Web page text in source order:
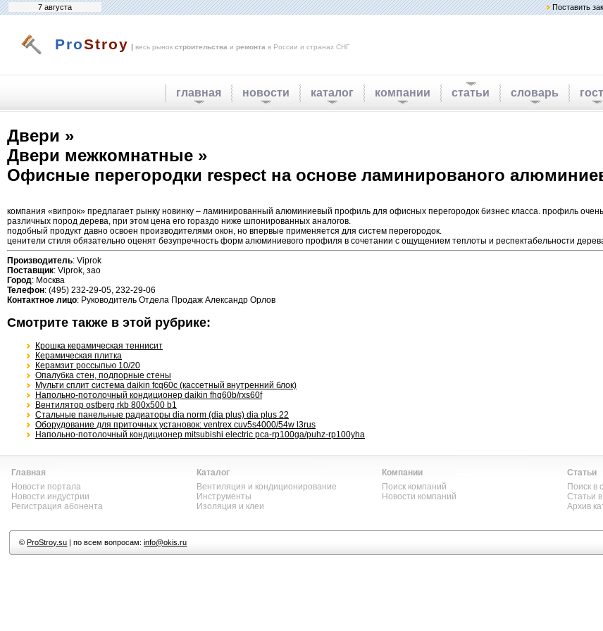
7 августа Поставить
ProStroy | весь рынок строительства и ремонта в России и странах СНГ
главная новости каталог компании статьи словарь
Двери »
Двери межкомнатные »
Офисные перегородки respect на основе ламинированого
компания «випрок» предлагает рынку новинку – ламинированный алюминиевый профиль для офисных перегородок бизнес класса. профиль очень
различных пород дерева, при этом цена его гораздо ниже шпонированных аналогов.
подобный продукт давно освоен производителями окон, но впервые применяется для систем перегородок.
ценители стиля обязательно оценят безупречность форм алюминиевого профиля в сочетании с ощущением теплоты и респектабельности
Производитель: Viprok
Поставщик: Viprok, зао
Город: Москва
Телефон: (495) 232-29-05, 232-29-06
Контактное лицо: Руководитель Отдела Продаж Александр Орлов
Смотрите также в этой рубрике:
Крошка керамическая теннисит
Керамическая плитка
Керамзит россыпью 10/20
Опалубка стен, подпорные стены
Мульти сплит система daikin fcq60c (кассетный внутренний блок)
Напольно-потолочный кондиционер daikin fhq60b/rxs60f
Вентилятор ostberg rkb 800x500 b1
Стальные панельные радиаторы dia norm (dia plus) dia plus 22
Оборудование для приточных установок: ventrex cuv5s4000/54w l3rus
Напольно-потолочный кондиционер mitsubishi electric pca-rp100ga/puhz-rp100yha
Главная
Новости портала
Новости индустрии
Регистрация абонента
Каталог
Вентиляция и кондиционирование
Инструменты
Изоляция и клеи
Компании
Поиск компаний
Новости компаний
Статьи
Поиск в
Статьи
Архив
©ProStroy.su | по всем вопросам:info@okis.ru